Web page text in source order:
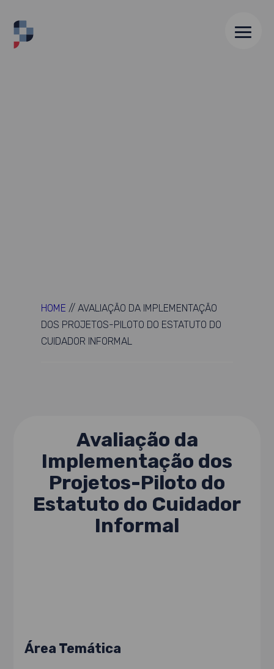
HOME //AVALIAÇÃO DA IMPLEMENTAÇÃO
DOS PROJETOS-PILOTO DO ESTATUTO DO
CUIDADOR INFORMAL
Avaliação da
Implementação dos
Projetos-Piloto do
Estatuto do Cuidador
Informal
Área Temática